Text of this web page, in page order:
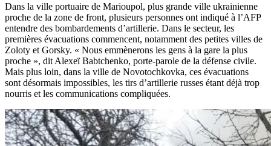
Dans la ville portuaire de Marioupol, plus grande ville ukrainienne
proche de la zone de front, plusieurs personnes ont indiqué à l’AFP
entendre des bombardements d’artillerie. Dans le secteur, les
premières évacuations commencent, notamment des petites villes de
Zoloty et Gorsky. « Nous emmènerons les gens à la gare la plus
proche », dit Alexeï Babtchenko, porte-parole de la défense civile.
Mais plus loin, dans la ville de Novotochkovka, ces évacuations
sont désormais impossibles, les tirs d’artillerie russes étant déjà trop
nourris et les communications compliquées.